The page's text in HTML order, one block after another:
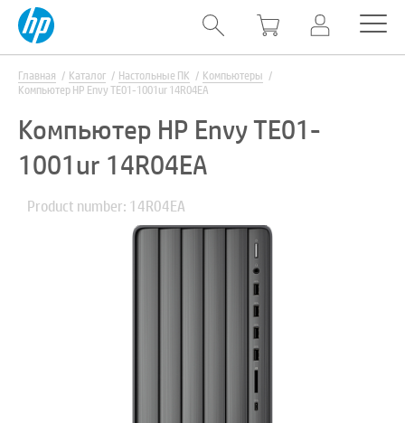
Главная Каталог Настольные ПК
Компьютеры
Компьютер HP Envy TE01-1001ur 14R04EA
Компьютер HP Envy TE01-
1001ur 14R04EA
Product number: 14R04EA